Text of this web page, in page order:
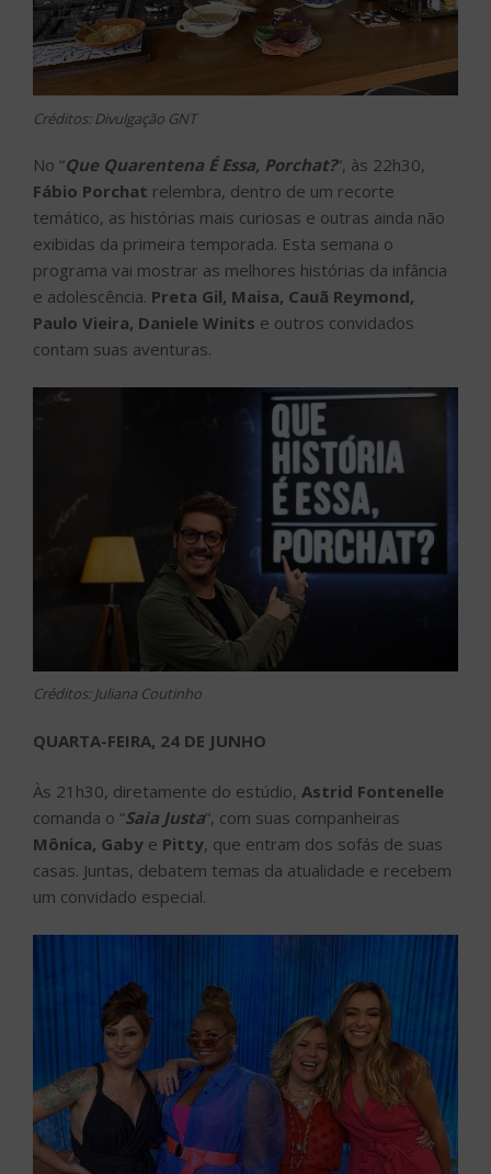
Créditos: Divulgação GNT
No “Que Quarentena É Essa, Porchat?“, às 22h30,
Fábio Porchat relembra, dentro de um recorte
temático, as histórias mais curiosas e outras ainda não
exibidas da primeira temporada. Esta semana o
programa vai mostrar as melhores histórias da infância
e adolescência. Preta Gil, Maisa, Cauã Reymond,
Paulo Vieira, Daniele Winits e outros convidados
contam suas aventuras.
Créditos: Juliana Coutinho
QUARTA-FEIRA, 24 DE JUNHO
Às 21h30, diretamente do estúdio, Astrid Fontenelle
comanda o “Saia Justa“, com suas companheiras
Mônica, Gaby e Pitty, que entram dos sofás de suas
casas. Juntas, debatem temas da atualidade e recebem
um convidado especial.